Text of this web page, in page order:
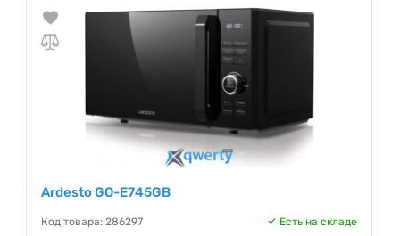
Ardesto GO-E745GB
Код товара: 286297 Есть на складе